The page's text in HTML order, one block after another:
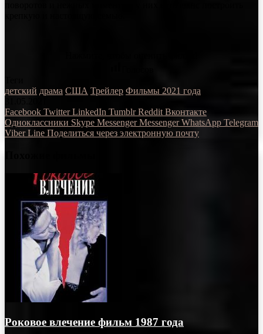
детский драма США Трейлер Фильмы 2021 года
Facebook Twitter LinkedIn Tumblr Reddit Вконтакте
Одноклассники Skype Messenger Messenger WhatsApp Telegram
Viber Line Поделиться через электронную почту
Роковое влечение фильм 1987 года